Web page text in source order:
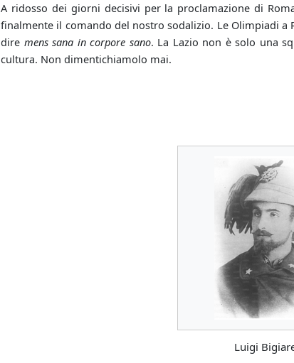
A ridosso dei giorni decisivi per la proclamazione di
finalmente il comando del nostro sodalizio. Le Olimpiadi
dire mens sana in corpore sano. La Lazio non è solo una
cultura. Non dimentichiamolo mai.
Luigi